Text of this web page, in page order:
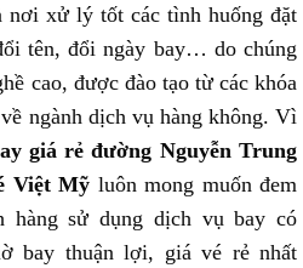
nơi xử lý tốt các tình huống đặt
tên, đổi ngày bay… do chúng
cao, được đào tạo từ các khóa
ngành dịch vụ hàng không. Vì
giá rẻ đường Nguyễn Trung
Việt Mỹ luôn mong muốn đem
hàng sử dụng dịch vụ bay có
bay thuận lợi, giá vé rẻ nhất